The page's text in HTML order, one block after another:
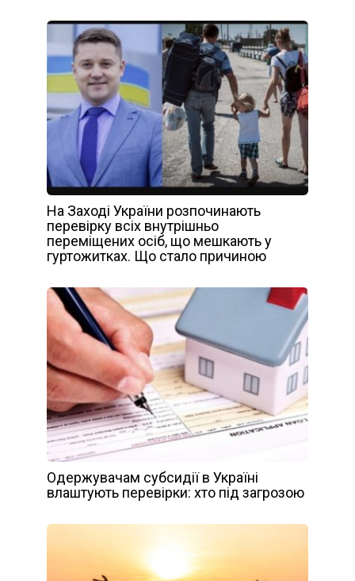
На Заході України розпочинають
перевірку всіх внутрішньо
переміщених осіб, що мешкають у
гуртожитках. Що стало причиною
Одержувачам субсидії в Україні
влаштують перевірки: хто під загрозою